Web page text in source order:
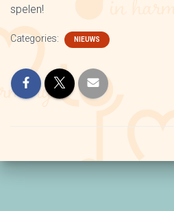
spelen!
Categories: NIEUWS